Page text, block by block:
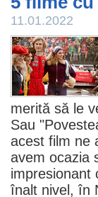
11.01.2022
merită să le
Sau "
acest film ne
avem ocazia
impresionant
înalt nivel, în